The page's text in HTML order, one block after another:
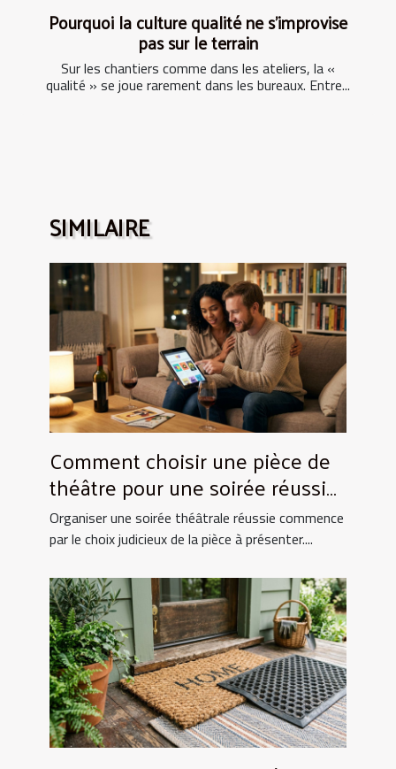
Pourquoi la culture qualité ne s’improvise
pas sur le terrain
Sur les chantiers comme dans les ateliers, la «
qualité » se joue rarement dans les bureaux. Entre...
SIMILAIRE
Comment choisir une pièce de
théâtre pour une soirée réussie
?
Organiser une soirée théâtrale réussie commence
par le choix judicieux de la pièce à présenter....